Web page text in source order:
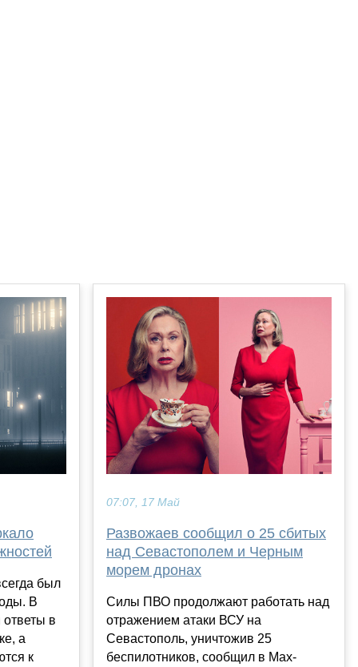
был
В
в
а
к
07:07, 17 Май
Развожаев сообщил о 25 сбитых
над Севастополем и Черным
морем дронах
Силы ПВО продолжают работать над
отражением атаки ВСУ на
Севастополь, уничтожив 25
беспилотников, сообщил в Max-